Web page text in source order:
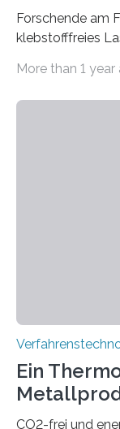
Forschende am
klebstofffreies
optischen
More than 1 year
Ein
CO2-frei und